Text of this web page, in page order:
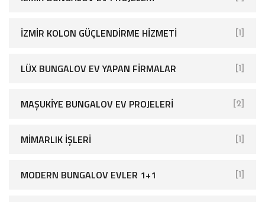
İZMIR KOLON GÜÇLENDIRME HIZMETI [1]
LÜX BUNGALOV EV YAPAN FIRMALAR [1]
MAŞUKIYE BUNGALOV EV PROJELERI [2]
MIMARLIK İŞLERI [1]
MODERN BUNGALOV EVLER 1+1 [1]